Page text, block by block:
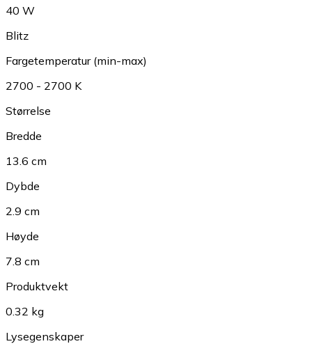
40 W
Blitz
Fargetemperatur (min-max)
2700 - 2700 K
Størrelse
Bredde
13.6 cm
Dybde
2.9 cm
Høyde
7.8 cm
Produktvekt
0.32 kg
Lysegenskaper